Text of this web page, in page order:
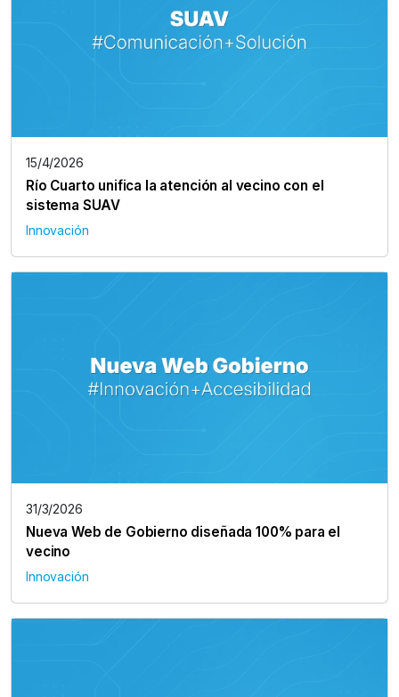
15/4/2026
Río Cuarto unifica la atención al vecino con el
sistema SUAV
Innovación
31/3/2026
Nueva Web de Gobierno diseñada 100% para el
vecino
Innovación